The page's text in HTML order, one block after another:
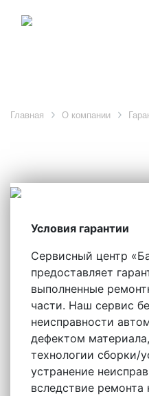
Главная О компании
Условия гарантии
Сервисный центр
предоставляет
выполненные
части. Наш сервис
неисправности
дефектом
технологии сборки/
устранение
вследствие